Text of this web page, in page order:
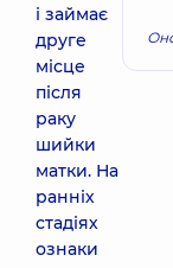
і займає
друге
місце
після
раку
шийки
матки. На
ранніх
стадіях
ознаки